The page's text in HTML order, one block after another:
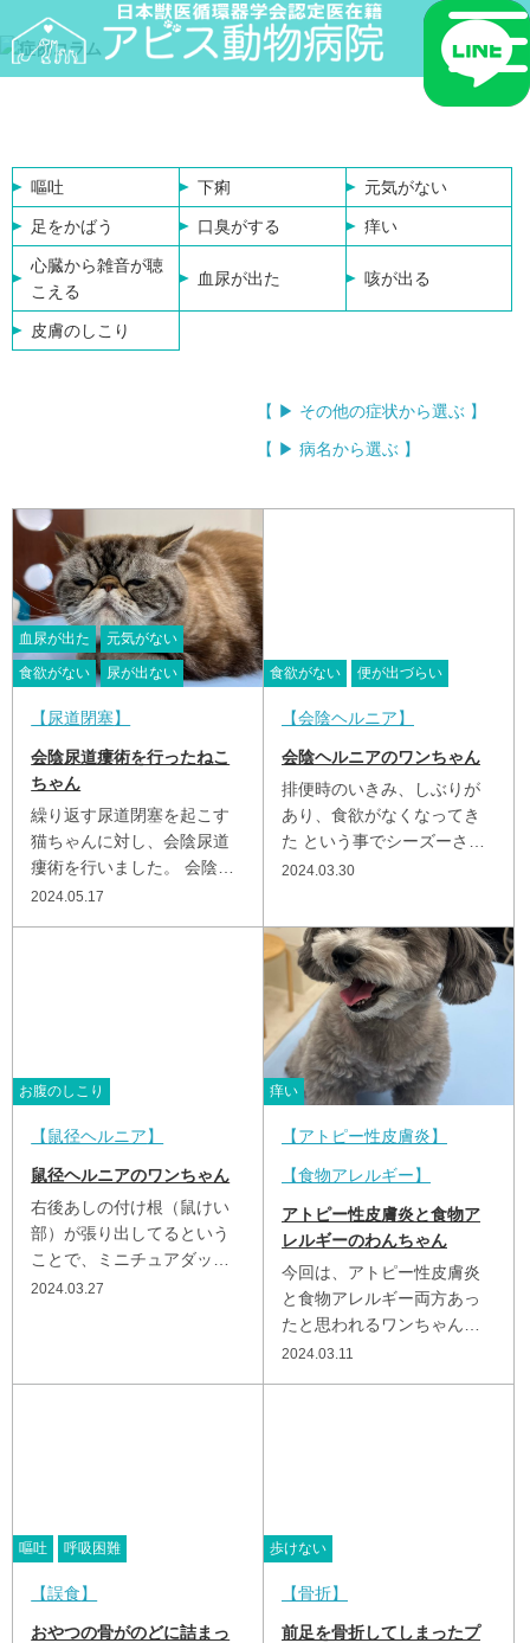
嘔吐 下痢 元気がない
足をかばう 口臭がする 痒い
心臓から雑音が聴
こえる
血尿が出た 咳が出る
皮膚のしこり
【 ▶ その他の症状から選ぶ 】
【 ▶ 病名から選ぶ 】
血尿が出た 元気がない
食欲がない 尿が出ない
尿道閉塞
会陰尿道瘻術を行ったねこ
ちゃん
繰り返す尿道閉塞を起こす
猫ちゃんに対し、会陰尿道
瘻術を行いました。 会陰尿
道瘻術は、雄猫ちゃんのペ
2024.05.17
食欲がない 便が出づらい
会陰ヘルニア
会陰ヘルニアのワンちゃん
排便時のいきみ、しぶりが
あり、食欲がなくなってき
た という事でシーズーさん
が来院されました。 診察し
2024.03.30
お腹のしこり
鼠径ヘルニア
鼠径ヘルニアのワンちゃん
右後あしの付け根（鼠けい
部）が張り出してるという
ことで、ミニチュアダック
スのワンちゃんが 来院され
2024.03.27
痒い
アトピー性皮膚炎
食物アレルギー
アトピー性皮膚炎と食物ア
レルギーのわんちゃん
今回は、アトピー性皮膚炎
と食物アレルギー両方あっ
たと思われるワンちゃんで
す。 元々は、足先をよく舐
2024.03.11
嘔吐 呼吸困難
誤食
おやつの骨がのどに詰まっ
歩けない
骨折
前足を骨折してしまったプ